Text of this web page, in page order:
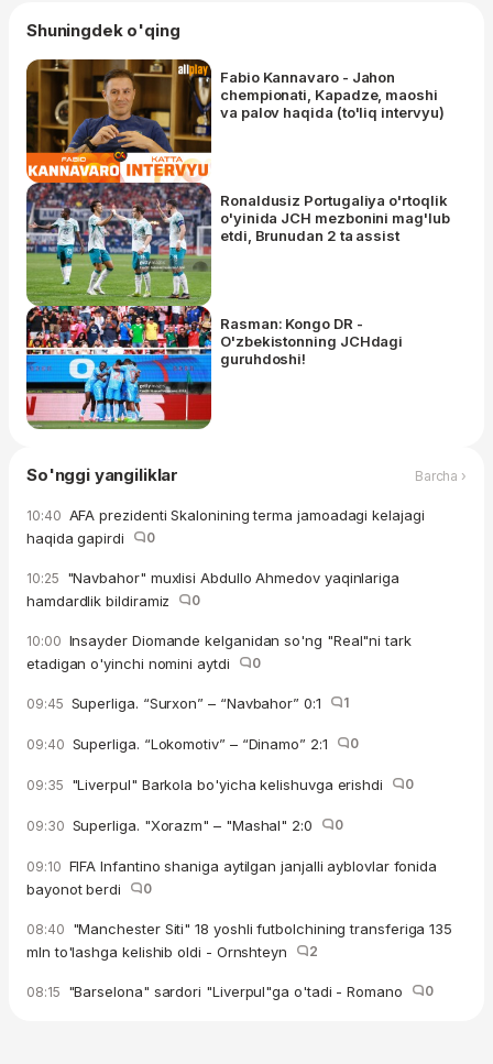
Shuningdek o'qing
Fabio Kannavaro - Jahon
chempionati, Kapadze, maoshi
va palov haqida (to'liq intervyu)
Ronaldusiz Portugaliya o'rtoqlik
o'yinida JCH mezbonini mag'lub
etdi, Brunudan 2 ta assist
Rasman: Kongo DR -
O'zbekistonning JCHdagi
guruhdoshi!
So'nggi yangiliklar Barcha ›
10:40 AFA prezidenti Skalonining terma jamoadagi kelajagi
haqida gapirdi
0
10:25 "Navbahor" muxlisi Abdullo Ahmedov yaqinlariga
hamdardlik bildiramiz
0
10:00 Insayder Diomande kelganidan so'ng "Real"ni tark
etadigan o'yinchi nomini aytdi
0
09:45 Superliga. “Surxon” – “Navbahor” 0:1 1
09:40 Superliga. “Lokomotiv” – “Dinamo” 2:1 0
09:35 "Liverpul" Barkola bo'yicha kelishuvga erishdi 0
09:30 Superliga. "Xorazm" – "Mashal" 2:0 0
09:10 FIFA Infantino shaniga aytilgan janjalli ayblovlar fonida
bayonot berdi
0
08:40 "Manchester Siti" 18 yoshli futbolchining transferiga 135
mln to'lashga kelishib oldi - Ornshteyn
2
08:15 "Barselona" sardori "Liverpul"ga o'tadi - Romano 0